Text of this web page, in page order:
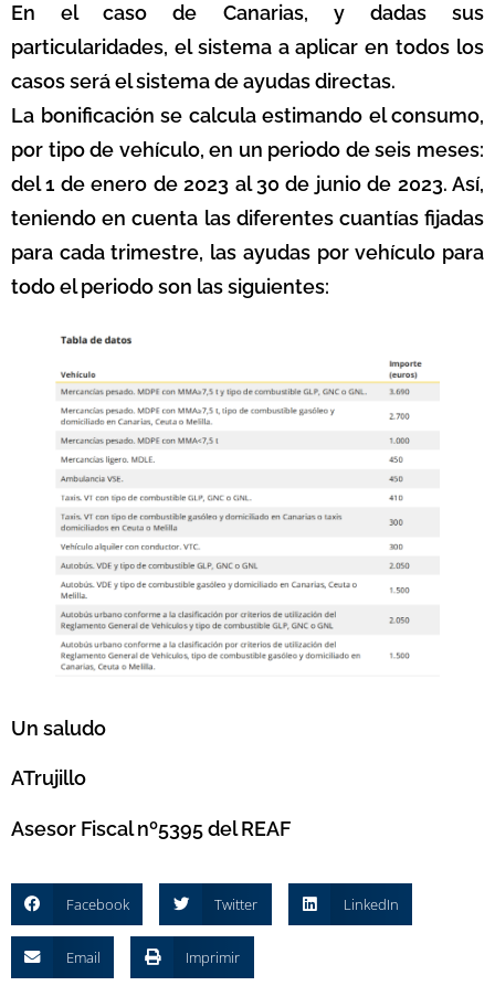
En el caso de Canarias, y dadas sus
particularidades, el sistema a aplicar en todos los
casos será el sistema de ayudas directas.
La bonificación se calcula estimando el consumo,
por tipo de vehículo, en un periodo de seis meses:
del 1 de enero de 2023 al 30 de junio de 2023. Así,
teniendo en cuenta las diferentes cuantías fijadas
para cada trimestre, las ayudas por vehículo para
todo el periodo son las siguientes:
Un saludo
ATrujillo
Asesor Fiscal nº5395 del REAF
Facebook Twitter LinkedIn
Email Imprimir